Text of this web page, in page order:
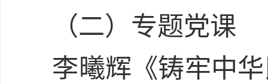
（二）专题党课
李曦辉《铸牢中